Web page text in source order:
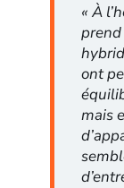
« À
ont
mais